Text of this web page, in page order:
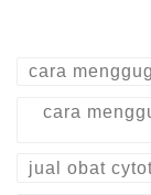
cara
cara
jual obat